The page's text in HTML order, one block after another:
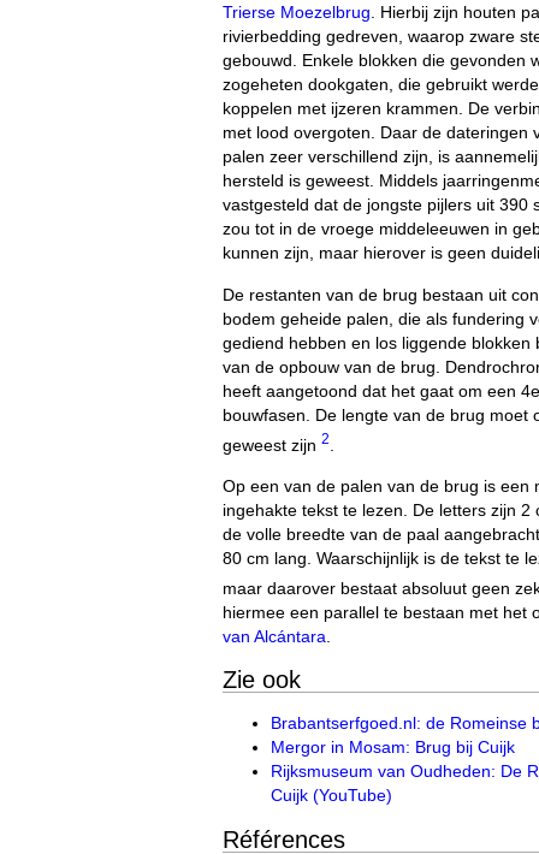
Trierse Moezelbrug. Hierbij zijn houten
rivierbedding gedreven, waarop zware
gebouwd. Enkele blokken die gevonden
zogeheten dookgaten, die gebruikt
koppelen met ijzeren krammen. De
met lood overgoten. Daar de dateringen
palen zeer verschillend zijn, is
hersteld is geweest. Middels
vastgesteld dat de jongste pijlers uit 390
zou tot in de vroege middeleeuwen in
kunnen zijn, maar hierover is geen
De restanten van de brug bestaan uit
bodem geheide palen, die als fundering
gediend hebben en los liggende blokken
van de opbouw van de brug.
heeft aangetoond dat het gaat om een
bouwfasen. De lengte van de brug moet
geweest zijn 2
Op een van de palen van de brug is een
ingehakte tekst te lezen. De letters zijn 2
de volle breedte van de paal
80 cm lang. Waarschijnlijk is de tekst te
maar daarover bestaat absoluut geen
hiermee een parallel te bestaan met het
van Alcántara
Zie ook
Brabantserfgoed.nl: de Romeinse
Mergor in Mosam: Brug bij Cuijk
Rijksmuseum van Oudheden: De
Cuijk (YouTube)
Références